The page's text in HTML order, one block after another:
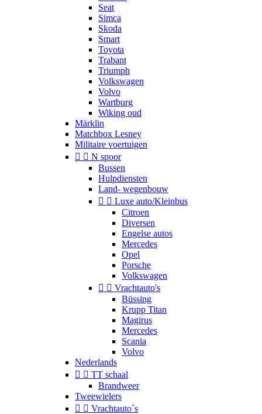
Seat
Simca
Skoda
Smart
Toyota
Trabant
Triumph
Volkswagen
Volvo
Wartburg
Wiking oud
Märklin
Matchbox Lesney
Militaire voertuigen
  N spoor
Bussen
Hulpdiensten
Land- wegenbouw
  Luxe auto/Kleinbus
Citroen
Diversen
Engelse autos
Mercedes
Opel
Porsche
Volkswagen
  Vrachtauto's
Büssing
Krupp Titan
Magirus
Mercedes
Scania
Volvo
Nederlands
  TT schaal
Brandweer
Tweewielers
  Vrachtauto´s